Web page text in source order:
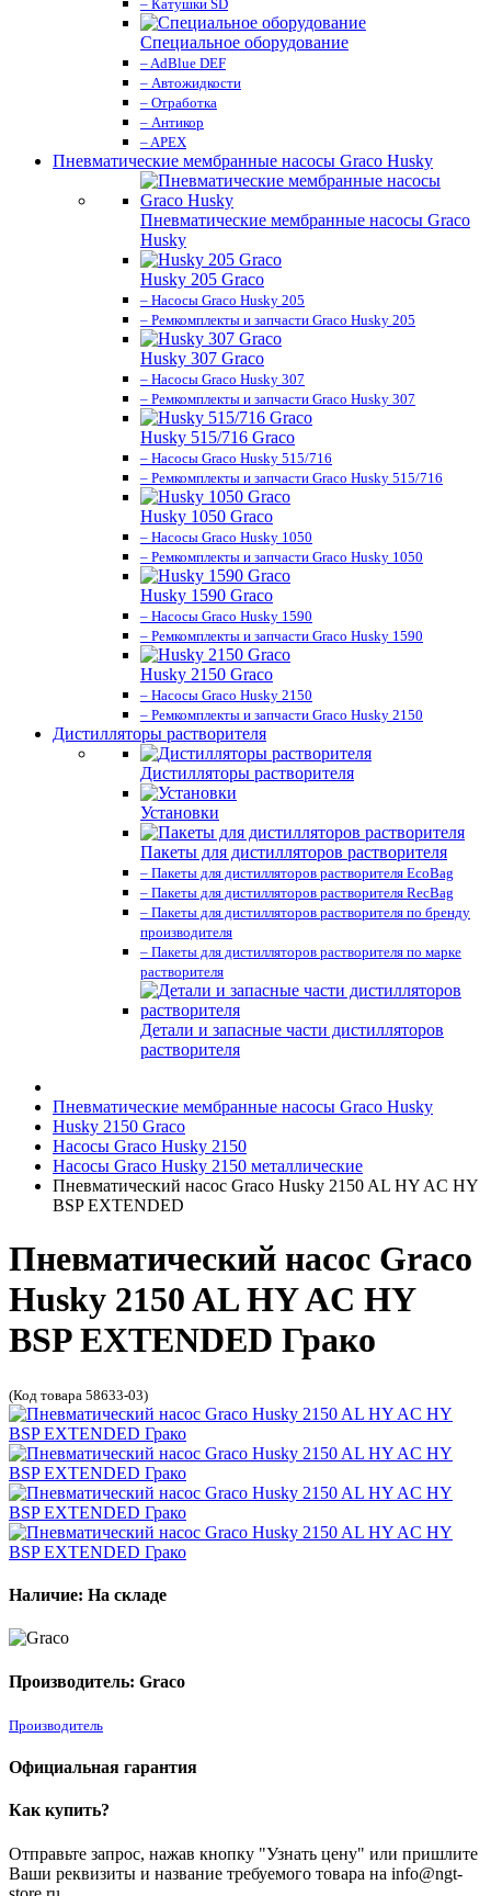
– Катушки SD
Специальное оборудование
– AdBlue DEF
– Автожидкости
– Отработка
– Антикор
– APEX
Пневматические мембранные насосы Graco Husky
Пневматические мембранные насосы Graco
Husky
Husky 205 Graco
– Насосы Graco Husky 205
– Ремкомплекты и запчасти Graco Husky 205
Husky 307 Graco
– Насосы Graco Husky 307
– Ремкомплекты и запчасти Graco Husky 307
Husky 515/716 Graco
– Насосы Graco Husky 515/716
– Ремкомплекты и запчасти Graco Husky 515/716
Husky 1050 Graco
– Насосы Graco Husky 1050
– Ремкомплекты и запчасти Graco Husky 1050
Husky 1590 Graco
– Насосы Graco Husky 1590
– Ремкомплекты и запчасти Graco Husky 1590
Husky 2150 Graco
– Насосы Graco Husky 2150
– Ремкомплекты и запчасти Graco Husky 2150
Дистилляторы растворителя
Дистилляторы растворителя
Установки
Пакеты для дистилляторов растворителя
– Пакеты для дистилляторов растворителя EcoBag
– Пакеты для дистилляторов растворителя RecBag
– Пакеты для дистилляторов растворителя по бренду
производителя
– Пакеты для дистилляторов растворителя по марке
растворителя
Детали и запасные части дистилляторов
растворителя
Пневматические мембранные насосы Graco Husky
Husky 2150 Graco
Насосы Graco Husky 2150
Насосы Graco Husky 2150 металлические
Пневматический насос Graco Husky 2150 AL HY AC HY
BSP EXTENDED
Пневматический насос Graco
Husky 2150 AL HY AC HY
BSP EXTENDED Грако
(Код товара 58633-03)
Наличие: На складе
Производитель: Graco
Производитель
Официальная гарантия
Как купить?
Отправьте запрос, нажав кнопку "Узнать цену" или пришлите
Ваши реквизиты и название требуемого товара на info@ngt-